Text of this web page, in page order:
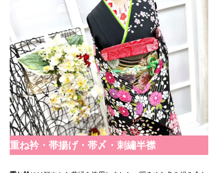
重ね衿・帯揚げ・帯〆・刺繡半襟